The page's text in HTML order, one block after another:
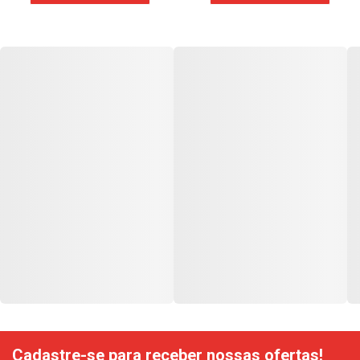
Cadastre-se para receber nossas ofertas!